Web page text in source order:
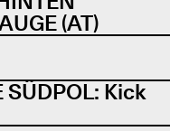
(AT)
SÜDPOL: Kick